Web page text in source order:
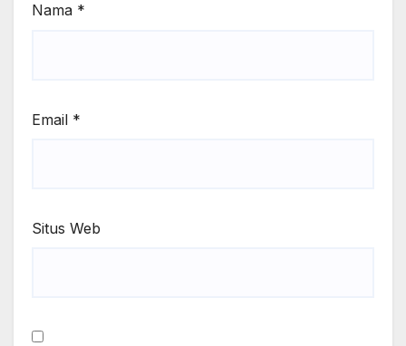
Nama *
Email *
Situs Web